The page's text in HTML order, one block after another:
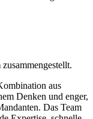
aus
Denken und enger,
Das Team